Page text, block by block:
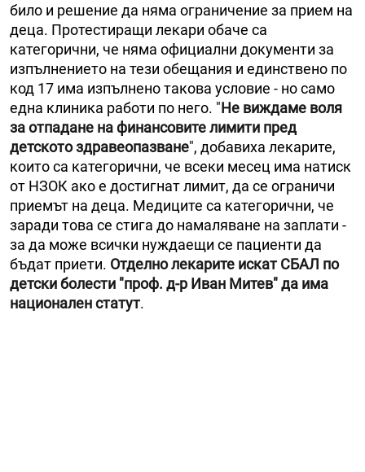
било и решение да няма ограничение за прием на
деца. Протестиращи лекари обаче са
категорични, че няма официални документи за
изпълнението на тези обещания и единствено по
код 17 има изпълнено такова условие - но само
една клиника работи по него. "Не виждаме воля
за отпадане на финансовите лимити пред
детското здравеопазване", добавиха лекарите,
които са категорични, че всеки месец има натиск
от НЗОК ако е достигнат лимит, да се ограничи
приемът на деца. Медиците са категорични, че
заради това се стига до намаляване на заплати -
за да може всички нуждаещи се пациенти да
бъдат приети. Отделно лекарите искат СБАЛ по
детски болести "проф. д-р Иван Митев" да има
национален статут.